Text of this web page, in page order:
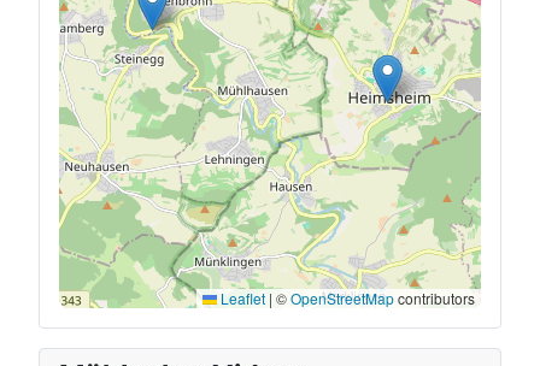
Leaflet | ©OpenStreetMapcontributors